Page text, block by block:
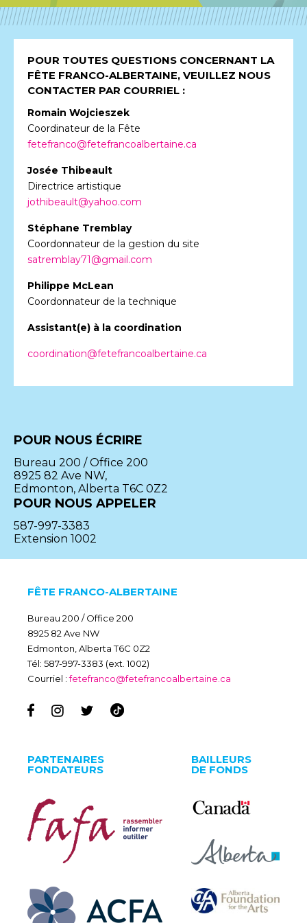
POUR TOUTES QUESTIONS CONCERNANT LA
FÊTE FRANCO-ALBERTAINE, VEUILLEZ NOUS
CONTACTER PAR COURRIEL :
Romain Wojcieszek
Coordinateur de la Fête
fetefranco@fetefrancoalbertaine.ca
Josée Thibeault
Directrice artistique
jothibeault@yahoo.com
Stéphane Tremblay
Coordonnateur de la gestion du site
satremblay71@gmail.com
Philippe McLean
Coordonnateur de la technique
Assistant(e) à la coordination
coordination@fetefrancoalbertaine.ca
POUR NOUS ÉCRIRE
Bureau 200 / Office 200
8925 82 Ave NW,
Edmonton, Alberta T6C 0Z2
POUR NOUS APPELER
587-997-3383
Extension 1002
FÊTE FRANCO-ALBERTAINE
Bureau 200 / Office 200
8925 82 Ave NW
Edmonton, Alberta T6C 0Z2
Tél: 587-997-3383 (ext. 1002)
Courriel :fetefranco@fetefrancoalbertaine.ca
PARTENAIRES
FONDATEURS
BAILLEURS
DE FONDS
CONTACT